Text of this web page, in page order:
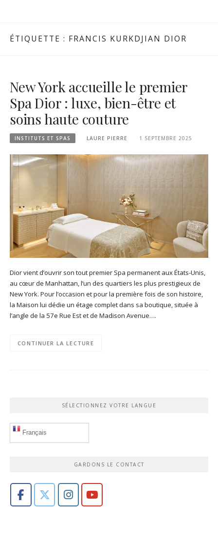
ÉTIQUETTE : FRANCIS KURKDJIAN DIOR
New York accueille le premier
Spa Dior : luxe, bien-être et
soins haute couture
INSTITUTS ET SPAS LAURE PIERRE 1 SEPTEMBRE 2025
Dior vient d’ouvrir son tout premier Spa permanent aux États-Unis,
au cœur de Manhattan, l’un des quartiers les plus prestigieux de
New York. Pour l’occasion et pour la première fois de son histoire,
la Maison lui dédie un étage complet dans sa boutique, située à
l’angle de la 57e Rue Est et de Madison Avenue….
CONTINUER LA LECTURE
SÉLECTIONNEZ VOTRE LANGUE
Français
GARDONS LE CONTACT